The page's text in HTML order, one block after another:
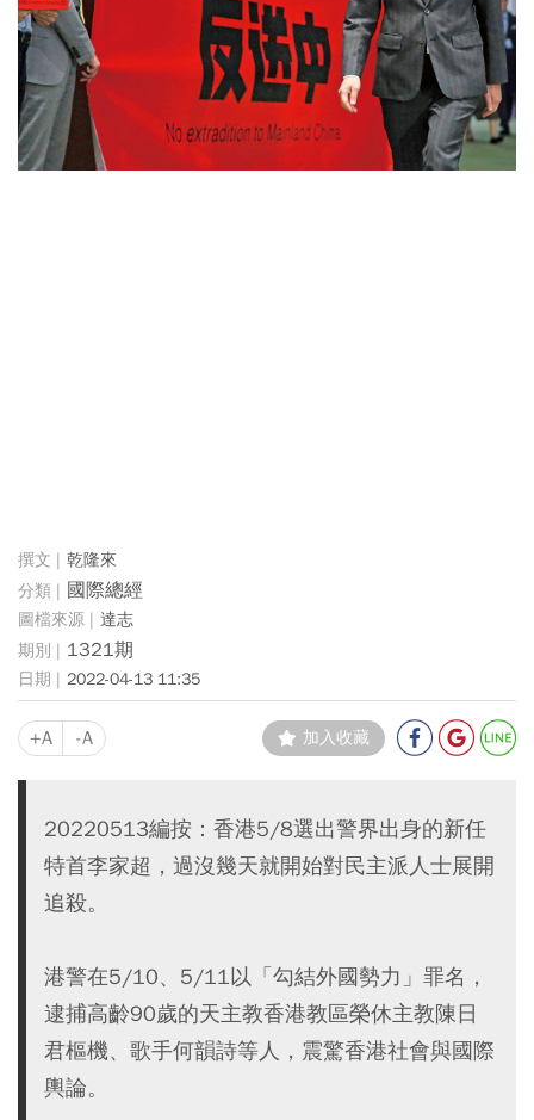
乾隆來
國際總經
達志
1321期
2022-04-13 11:35
+A -A 加入收藏
20220513編按：香港5/8選出警界出身的新任
特首李家超，過沒幾天就開始對民主派人士展開
追殺。
港警在5/10、5/11以「勾結外國勢力」罪名，
逮捕高齡90歲的天主教香港教區榮休主教陳日
君樞機、歌手何韻詩等人，震驚香港社會與國際
輿論。